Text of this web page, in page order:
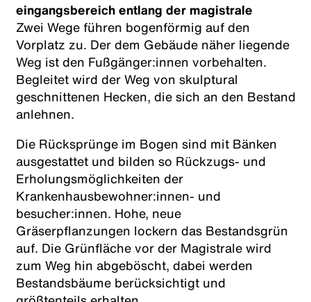
eingangsbereich entlang der magistrale
Zwei Wege führen bogenförmig auf den
Vorplatz zu. Der dem Gebäude näher liegende
Weg ist den Fußgänger:innen vorbehalten.
Begleitet wird der Weg von skulptural
geschnittenen Hecken, die sich an den Bestand
anlehnen.
Die Rücksprünge im Bogen sind mit Bänken
ausgestattet und bilden so Rückzugs- und
Erholungsmöglichkeiten der
Krankenhausbewohner:innen- und
besucher:innen. Hohe, neue
Gräserpflanzungen lockern das Bestandsgrün
auf. Die Grünfläche vor der Magistrale wird
zum Weg hin abgeböscht, dabei werden
Bestandsbäume berücksichtigt und